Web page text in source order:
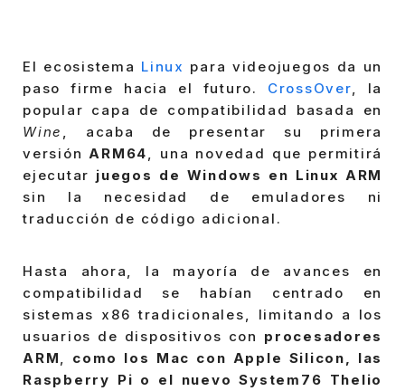
El ecosistema Linux para videojuegos da un
paso firme hacia el futuro. CrossOver, la
popular capa de compatibilidad basada en
Wine , acaba de presentar su primera
versiónARM64, una novedad que permitirá
ejecutar juegos de Windows en Linux ARM
sin la necesidad de emuladores ni
traducción de código adicional.
Hasta ahora, la mayoría de avances en
compatibilidad se habían centrado en
sistemas x86 tradicionales, limitando a los
usuarios de dispositivos con procesadores
ARM, como los Mac con Apple Silicon, las
Raspberry Pi o el nuevo System76 Thelio